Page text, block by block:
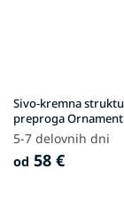
Sivo-kremna
preproga Ornament
5-7 delovnih dni
od 58 €